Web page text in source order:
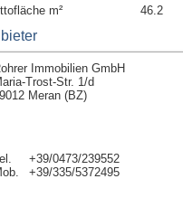
m²
46.2
Immobilien GmbH
Trost-Str. 1/d
Meran (BZ)
+39/0473/239552
+39/335/5372495